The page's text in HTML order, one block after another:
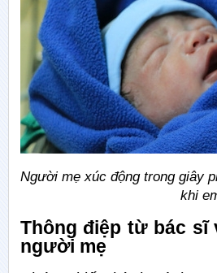
Người mẹ xúc động trong giây
khi
Thông điệp từ bác sĩ
người mẹ